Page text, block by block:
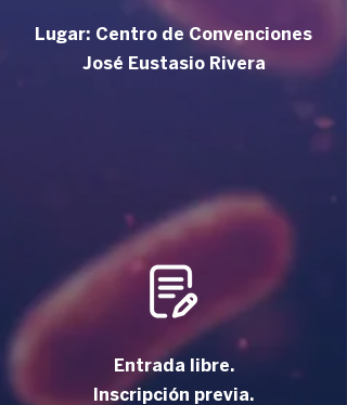
Lugar: Centro de Convenciones
José Eustasio Rivera
Entrada libre.
Inscripción previa.